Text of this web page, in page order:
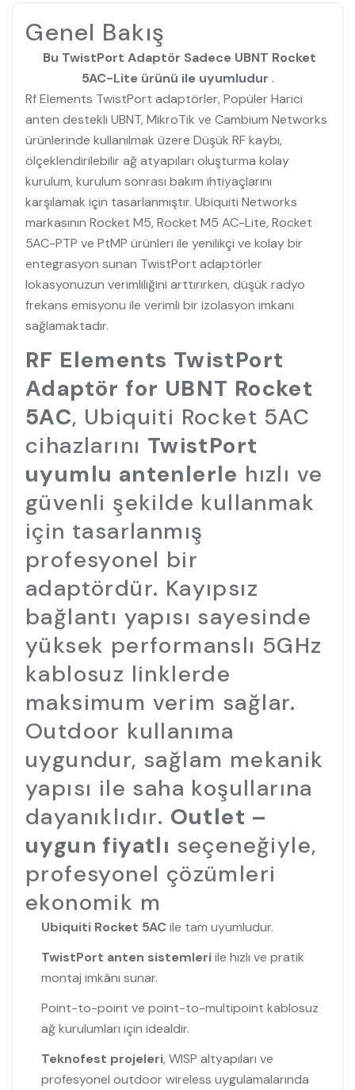
Genel Bakış
Bu TwistPort Adaptör Sadece UBNT Rocket
5AC-Lite ürünü ile uyumludur .
Rf Elements TwistPort adaptörler, Popüler Harici
anten destekli UBNT, MikroTik ve Cambium Networks
ürünlerinde kullanılmak üzere Düşük RF kaybı,
ölçeklendirilebilir ağ atyapıları oluşturma kolay
kurulum, kurulum sonrası bakım ihtiyaçlarını
karşılamak için tasarlanmıştır. Ubiquiti Networks
markasının Rocket M5, Rocket M5 AC-Lite, Rocket
5AC-PTP ve PtMP ürünleri ile yenilikçi ve kolay bir
entegrasyon sunan TwistPort adaptörler
lokasyonuzun verimliliğini arttırırken, düşük radyo
frekans emisyonu ile verimli bir izolasyon imkanı
sağlamaktadır.
RF Elements TwistPort
Adaptör for UBNT Rocket
5AC, Ubiquiti Rocket 5AC
cihazlarını TwistPort
uyumlu antenlerle hızlı ve
güvenli şekilde kullanmak
için tasarlanmış
profesyonel bir
adaptördür. Kayıpsız
bağlantı yapısı sayesinde
yüksek performanslı 5GHz
kablosuz linklerde
maksimum verim sağlar.
Outdoor kullanıma
uygundur, sağlam mekanik
yapısı ile saha koşullarına
dayanıklıdır. Outlet –
uygun fiyatlı seçeneğiyle,
profesyonel çözümleri
ekonomik m
Ubiquiti Rocket 5ACile tam uyumludur.
TwistPort anten sistemleriile hızlı ve pratik
montaj imkânı sunar.
Point-to-point ve point-to-multipoint kablosuz
ağ kurulumları için idealdir.
Teknofest projeleri, WISP altyapıları ve
profesyonel outdoor wireless uygulamalarında